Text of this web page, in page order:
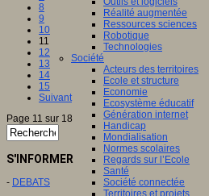
Réalité augmentée
Ressources sciences
Robotique
Technologies
Société
Acteurs des territoires
Ecole et structure
Economie
Ecosystème éducatif
Génération internet
Handicap
Mondialisation
Normes scolaires
Regards sur l’Ecole
Santé
Société connectée
Territoires et projets
8
9
10
11
12
13
14
15
Suivant
Page 11 sur 18
S'INFORMER
- DEBATS